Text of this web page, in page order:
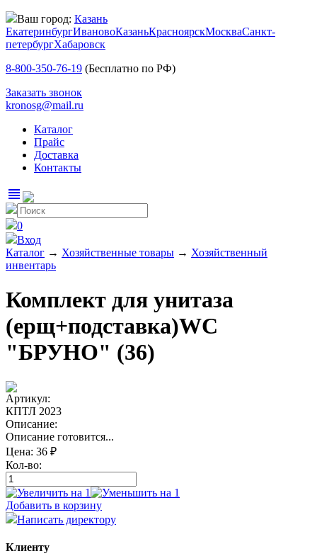
Ваш город: Казань
ЕкатеринбургИвановоКазаньКрасноярскМоскваСанкт-
петербургХабаровск
8-800-350-76-19 (Бесплатно по РФ)
Заказать звонок
kronosg@mail.ru
Каталог
Прайс
Доставка
Контакты
view_headline
0
Вход
Каталог → Хозяйственные товары → Хозяйственный
инвентарь
Комплект для унитаза
(ерщ+подставка)WC
"БРУНО" (36)
Артикул:
КПТЛ 2023
Описание:
Описание готовится...
Цена: 36 ₽
Кол-во:
Добавить в корзину
Написать директору
Клиенту